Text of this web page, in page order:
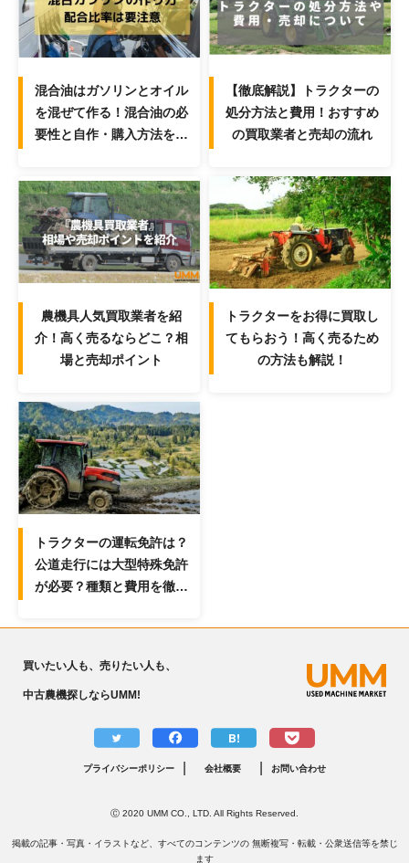
混合油はガソリンとオイル
を混ぜて作る！混合油の必
要性と自作・購入方法を解
【徹底解説】トラクターの
処分方法と費用！おすすめ
の買取業者と売却の流れ
農機具人気買取業者を紹
介！高く売るならどこ？相
場と売却ポイント
トラクターをお得に買取し
てもらおう！高く売るため
の方法も解説！
トラクターの運転免許は？
公道走行には大型特殊免許
が必要？種類と費用を徹底
買いたい人も、売りたい人も、
中古農機探しならUMM!
B!
プライバシーポリシー 会社概要 お問い合わせ
Ⓒ 2020 UMM CO., LTD. All Rights Reserved.
掲載の記事・写真・イラストなど、すべてのコンテンツの 無断複写・転載・公衆送信等を禁じ
ます